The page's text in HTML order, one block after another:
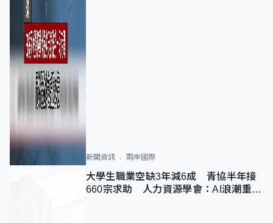
新聞資訊 兩岸國際
大學生職業空缺3年減6成 青協半年接
660宗求助 人力資源學會：AI浪潮重整